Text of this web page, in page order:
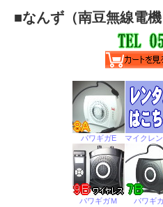
■なんず（南豆無線電